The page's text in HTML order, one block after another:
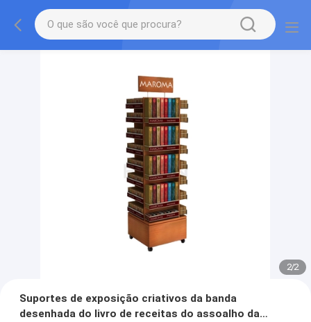
2/2
Suportes de exposição criativos da banda
desenhada do livro de receitas do assoalho da